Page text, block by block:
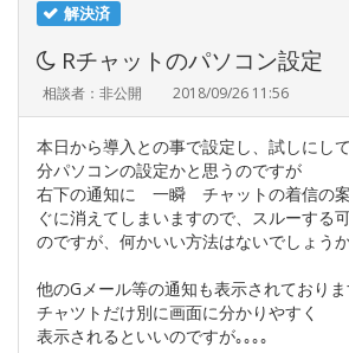
解決済
Rチャットのパソコン設定
相談者：非公開 2018/09/26 11:56
本日から導入との事で設定し、試しにし
分パソコンの設定かと思うのですが
右下の通知に 一瞬 チャットの着信の
ぐに消えてしまいますので、スルーする
のですが、何かいい方法はないでしょう
他のGメール等の通知も表示されており
チャツトだけ別に画面に分かりやすく
表示されるといいのですが｡｡｡｡